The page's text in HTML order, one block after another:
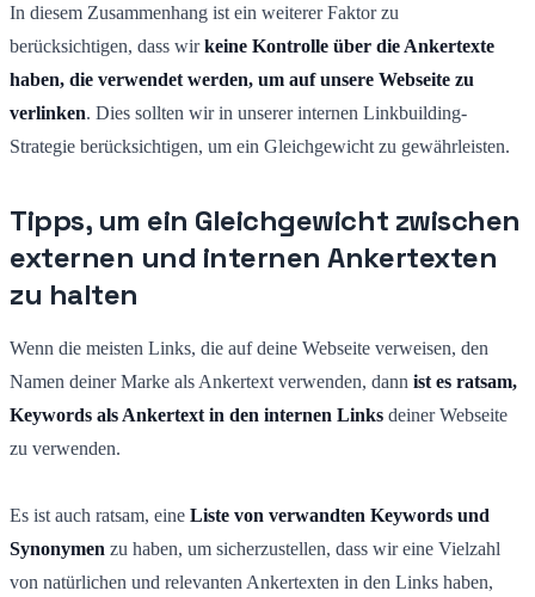
In diesem Zusammenhang ist ein weiterer Faktor zu
berücksichtigen, dass wirkeine Kontrolle über die Ankertexte
haben, die verwendet werden, um auf unsere Webseite zu
verlinken. Dies sollten wir in unserer internen Linkbuilding-
Strategie berücksichtigen, um ein Gleichgewicht zu gewährleisten.
Tipps, um ein Gleichgewicht zwischen
externen und internen Ankertexten
zu halten
Wenn die meisten Links, die auf deine Webseite verweisen, den
Namen deiner Marke als Ankertext verwenden, dann ist es ratsam,
Keywords als Ankertext in den internen Links deiner Webseite
zu verwenden.
Es ist auch ratsam, eine Liste von verwandten Keywords und
Synonymen zu haben, um sicherzustellen, dass wir eine Vielzahl
von natürlichen und relevanten Ankertexten in den Links haben,